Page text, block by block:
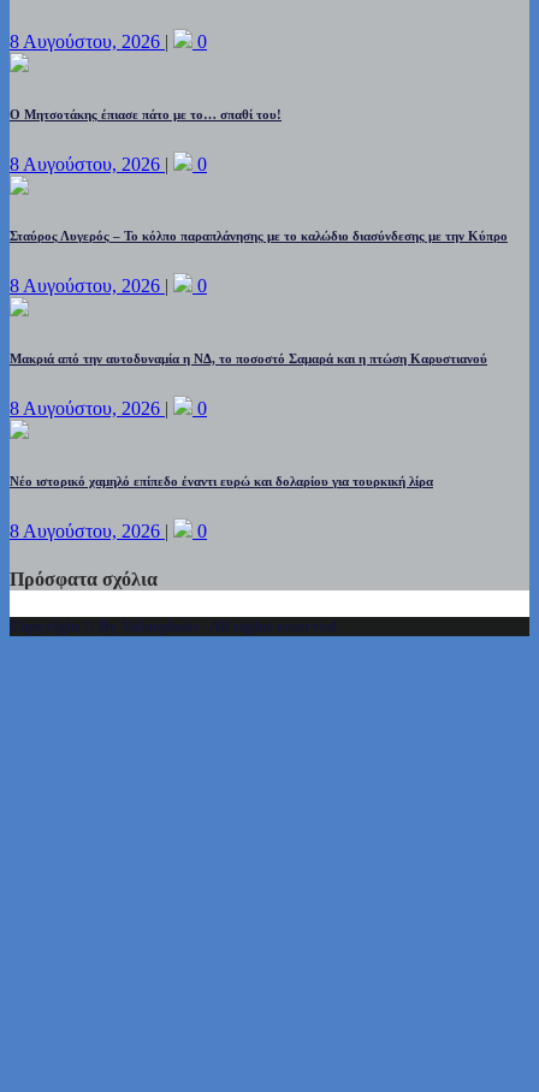
8 Αυγούστου, 2026 | 0
Ο Μητσοτάκης έπιασε πάτο με το… σπαθί του!
8 Αυγούστου, 2026 | 0
Σταύρος Λυγερός – Το κόλπο παραπλάνησης με το καλώδιο διασύνδεσης με την Κύπρο
8 Αυγούστου, 2026 | 0
Μακριά από την αυτοδυναμία η ΝΔ, το ποσοστό Σαμαρά και η πτώση Καρυστιανού
8 Αυγούστου, 2026 | 0
Νέο ιστορικό χαμηλό επίπεδο έναντι ευρώ και δολαρίου για τουρκική λίρα
8 Αυγούστου, 2026 | 0
Πρόσφατα σχόλια
Copyright © By Valueplusis - All rights reserved